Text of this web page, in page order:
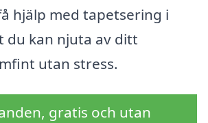
hjälp med tapetsering i
du kan njuta av ditt
utan stress.
gratis och utan